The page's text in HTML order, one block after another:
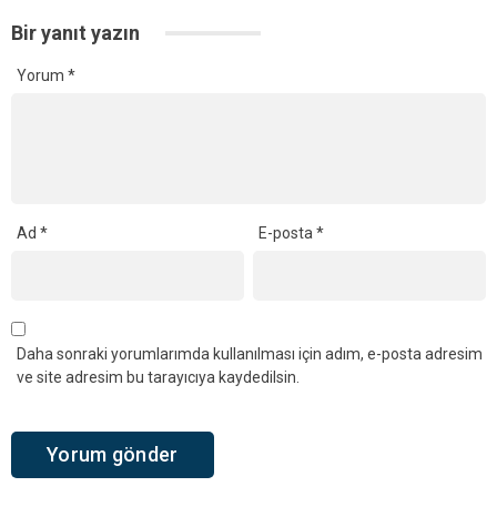
Bir yanıt yazın
Yorum *
Ad * E-posta*
Daha sonraki yorumlarımda kullanılması için adım, e-posta adresim
ve site adresim bu tarayıcıya kaydedilsin.